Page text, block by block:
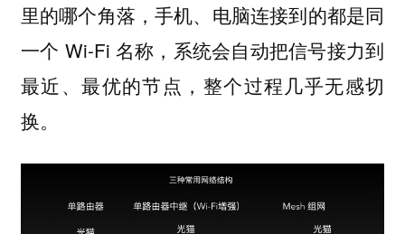
里的哪个角落，手机、电脑连接到的都是同
一个 Wi-Fi 名称，系统会自动把信号接力到
最近、最优的节点，整个过程几乎无感切
换。